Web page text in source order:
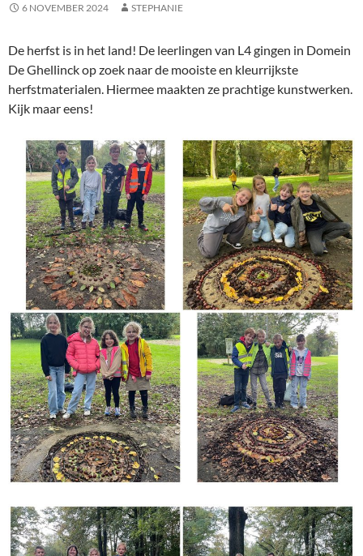
6 NOVEMBER 2024 STEPHANIE
De herfst is in het land! De leerlingen van L4 gingen in Domein
De Ghellinck op zoek naar de mooiste en kleurrijkste
herfstmaterialen. Hiermee maakten ze prachtige kunstwerken.
Kijk maar eens!